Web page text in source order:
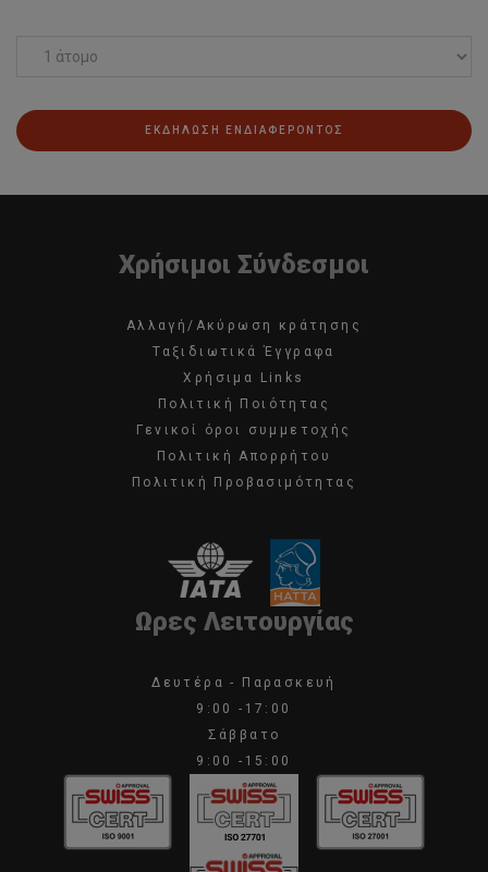
ΕΚΔΗΛΩΣΗ ΕΝΔΙΑΦΕΡΟΝΤΟΣ
Χρήσιμοι Σύνδεσμοι
Αλλαγή/Ακύρωση κράτησης
Ταξιδιωτικά Έγγραφα
Χρήσιμα Links
Πολιτική Ποιότητας
Γενικοί όροι συμμετοχής
Πολιτική Απορρήτου
Πολιτική Προβασιμότητας
Ωρες Λειτουργίας
Δευτέρα - Παρασκευή
9:00 -17:00
Σάββατο
9:00 -15:00